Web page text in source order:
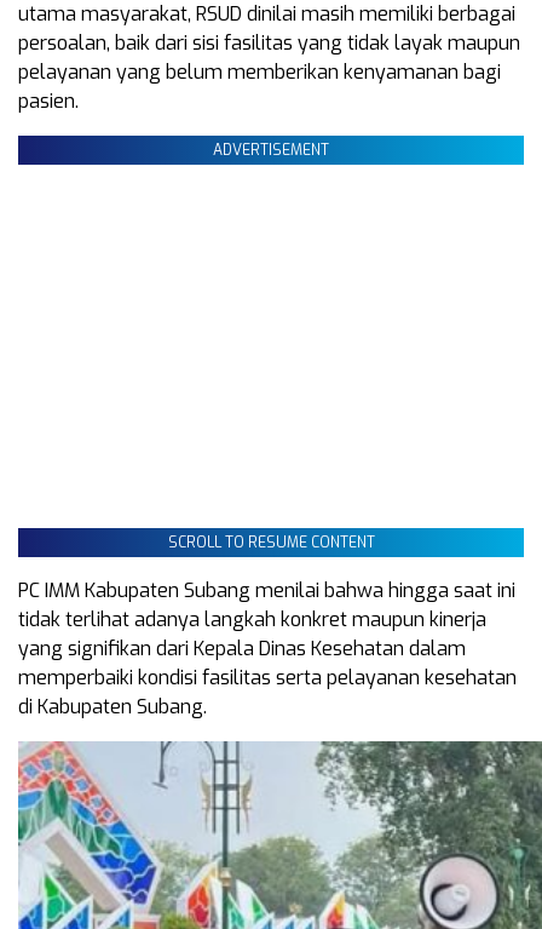
utama masyarakat, RSUD dinilai masih memiliki berbagai
persoalan, baik dari sisi fasilitas yang tidak layak maupun
pelayanan yang belum memberikan kenyamanan bagi
pasien.
ADVERTISEMENT
SCROLL TO RESUME CONTENT
PC IMM Kabupaten Subang menilai bahwa hingga saat ini
tidak terlihat adanya langkah konkret maupun kinerja
yang signifikan dari Kepala Dinas Kesehatan dalam
memperbaiki kondisi fasilitas serta pelayanan kesehatan
di Kabupaten Subang.